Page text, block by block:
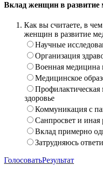
Вклад женщин в развитие
Как вы считаете, в
женщин в развитие
Научные
Организация
Военная медицина
Медицинское
здоровье
Коммуникация с
Санпросвет и иная
Вклад примерно
Затрудняюсь
ГолосоватьРезультат